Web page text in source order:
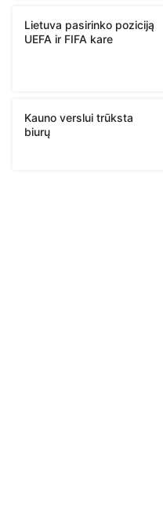
Lietuva pasirinko poziciją
UEFA ir FIFA kare
Kauno verslui trūksta
biurų